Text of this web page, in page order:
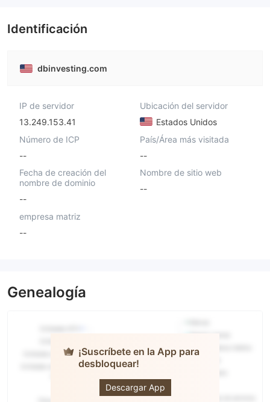
Identificación
dbinvesting.com
IP de servidor
13.249.153.41
Ubicación del servidor
Estados Unidos
Número de ICP
--
País/Área más visitada
--
Fecha de creación del
nombre de dominio
--
Nombre de sitio web
--
empresa matriz
--
Genealogía
¡Suscríbete en la App para
desbloquear!
Descargar App
dbinvesting